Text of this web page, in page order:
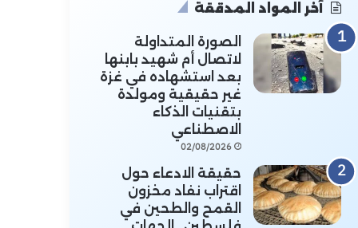
آخر المواد المدققة
الصورة المتداولة
لاتصال أم شهيد بابنها
بعد استشهاده في غزة
غير حقيقية ومولدة
بتقنيات الذكاء
الاصطناعي
02/08/2026
حقيقة الادعاء حول
اقتراب نفاد مخزون
القمح والطحين في